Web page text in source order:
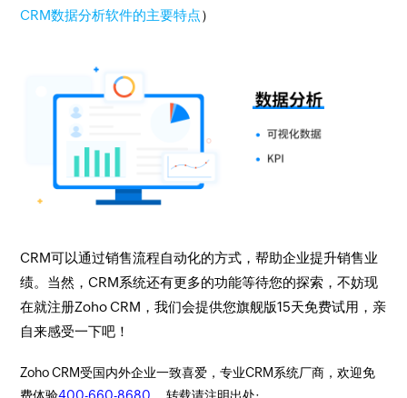
CRM数据分析软件的主要特点）
CRM可以通过销售流程自动化的方式，帮助企业提升销售业
绩。当然，CRM系统还有更多的功能等待您的探索，不妨现
在就注册Zoho CRM，我们会提供您旗舰版15天免费试用，亲
自来感受一下吧！
Zoho CRM受国内外企业一致喜爱，专业CRM系统厂商，欢迎免